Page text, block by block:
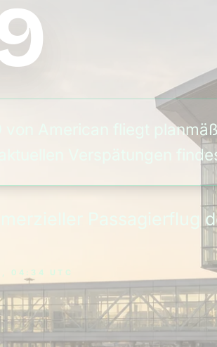
von American fliegt
Verspätungen
Passagierflug
04:34 UTC